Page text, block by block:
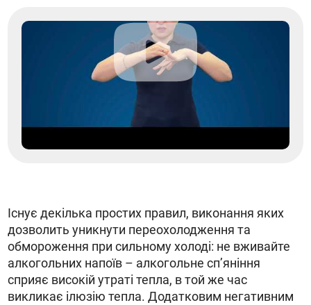
Існує декілька простих правил, виконання яких
дозволить уникнути переохолодження та
обмороження при сильному холоді: не вживайте
алкогольних напоїв – алкогольне сп’яніння
сприяє високій утраті тепла, в той же час
викликає ілюзію тепла. Додатковим негативним